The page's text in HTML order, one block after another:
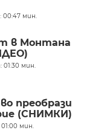
00:47 мин.
в Монтана
01:30 мин.
преобрази
(СНИМКИ)
мин.